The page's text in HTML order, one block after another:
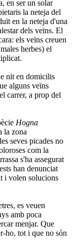
en ser un solar
la neteja del
en la neteja d'una
dels veïns. El
els veïns creuen
herbes) el
nit en domicilis
alguns veïns
carrer, a prop del
Hogna
la zona
seves picades no
com la
s'ha assegurat
han denunciat
i volen solucions
es veuen
amb poca
menjar. Que
ho, tot i que no són